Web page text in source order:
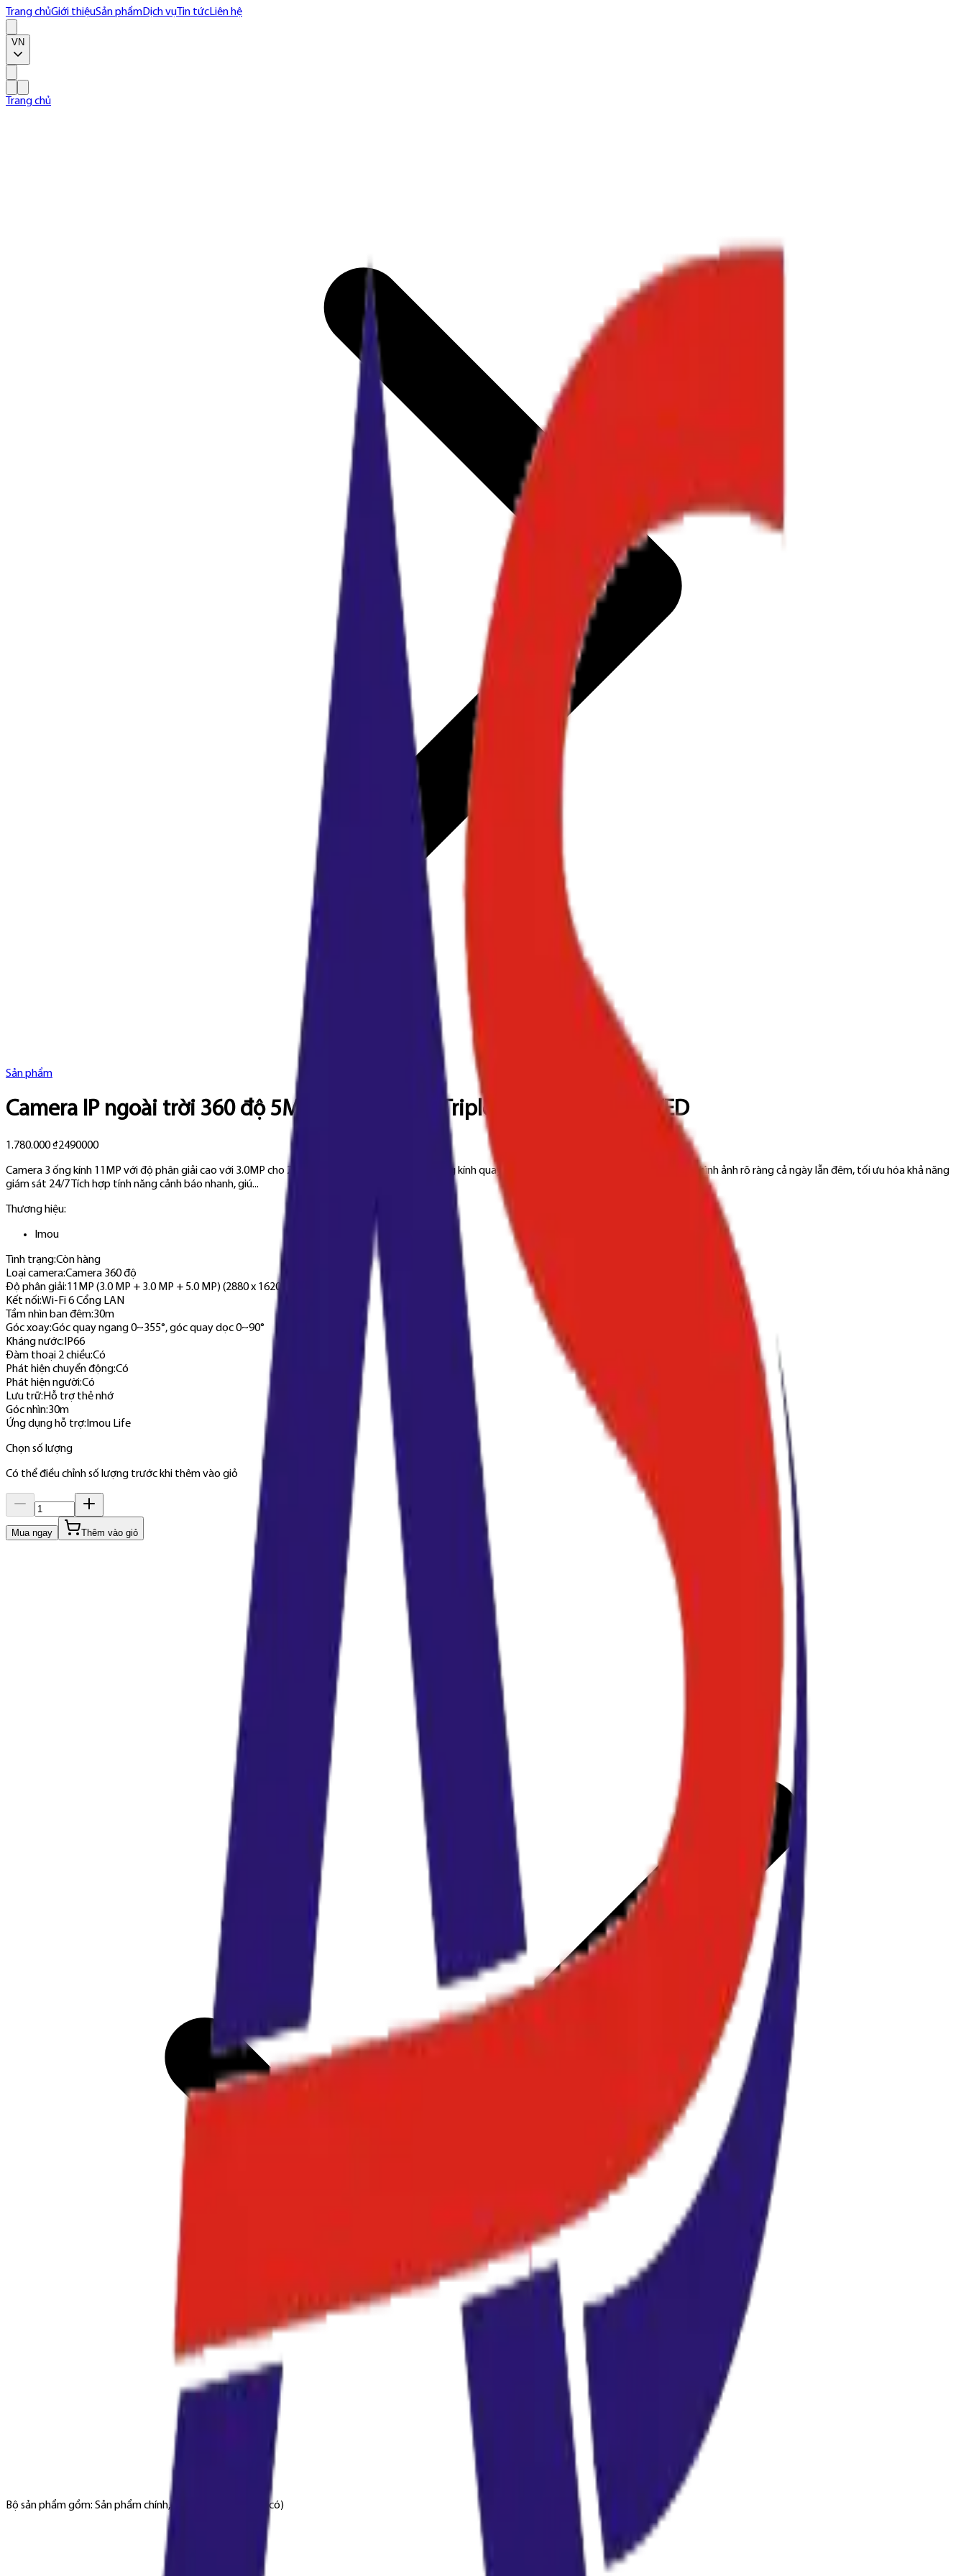
Trang chủGiới thiệuSản phẩmDịch vụ Tin tứcLiên hệ
VN
Trang chủ
Sản phẩm
Camera IP ngoài trời 360 độ 5MP Imou Cruiser Triple IPC-S7UP-11M0WED
1.780.000 ₫2490000
Camera 3 ống kính 11MP với độ phân giải cao với 3.0MP cho 2 ống kính cố định và 5.0MP cho ống kính quay quét, đảm bảo hình ảnh sắc nét Cung cấp hình ảnh rõ ràng cả ngày lẫn đêm, tối ưu hóa khả năng
giám sát 24/7 Tích hợp tính năng cảnh báo nhanh, giú...
Thương hiệu:
Imou
Tình trạng:Còn hàng
Loại camera:Camera 360 độ
Độ phân giải:11MP (3.0 MP + 3.0 MP + 5.0 MP) (2880 x 1620 px)
Kết nối:Wi-Fi 6 Cổng LAN
Tầm nhìn ban đêm:30m
Góc xoay:Góc quay ngang 0~355°, góc quay dọc 0~90°
Kháng nước: IP66
Đàm thoại 2 chiều:Có
Phát hiện chuyển động:Có
Phát hiện người:Có
Lưu trữ: Hỗ trợ thẻ nhớ
Góc nhìn:30m
Ứng dụng hỗ trợ: Imou Life
Chọn số lượng
Có thể điều chỉnh số lượng trước khi thêm vào giỏ
Mua ngay Thêm vào giỏ
Bộ sản phẩm gồm: Sản phẩm chính, Phụ kiện đi kèm (nếu có)